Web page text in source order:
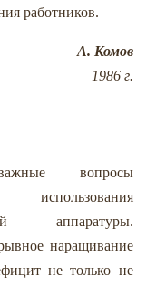
работников.
А. Комов
1986 г.
вопросы
использования
аппаратуры.
наращивание
не только не